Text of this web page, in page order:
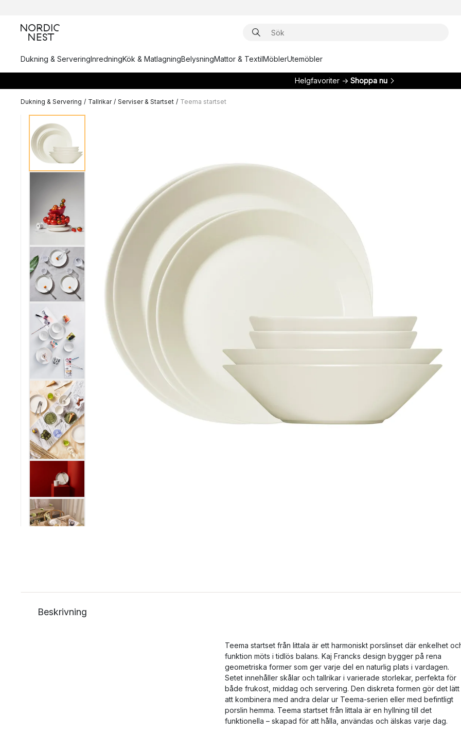
Dukning & ServeringInredningKök & MatlagningBelysningMattor & TextilMöblerUtemöbler
Helgfavoriter → Shoppa nu
Dukning & Servering / Tallrikar / Serviser & Startset / Teema startset
Beskrivning
Teema startset från Iittala är ett harmoniskt porslinset där enkelhet
funktion möts i tidlös balans. Kaj Francks design bygger på rena
geometriska former som ger varje del en naturlig plats i vardagen.
Setet innehåller skålar och tallrikar i varierade storlekar, perfekta för
både frukost, middag och servering. Den diskreta formen gör det lätt
att kombinera med andra delar ur Teema-serien eller med befintligt
porslin hemma. Teema startset från Iittala är en hyllning till det
funktionella – skapad för att hålla, användas och älskas varje dag.